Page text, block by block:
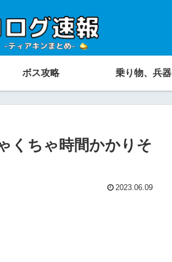
ボス攻略 乗り物、兵器
くちゃ時間かかりそ
2023.06.09